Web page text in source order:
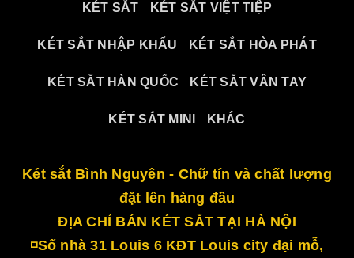
KÉT SẮT KÉT SẮT VIỆT TIỆP
KÉT SẮT NHẬP KHẨU KÉT SẮT HÒA PHÁT
KÉT SẮT HÀN QUỐC KÉT SẮT VÂN TAY
KÉT SẮT MINI KHÁC
Két sắt Bình Nguyên - Chữ tín và chất lượng
đặt lên hàng đầu
ĐỊA CHỈ BÁN KÉT SẮT TẠI HÀ NỘI
◽Số nhà 31 Louis 6 KĐT Louis city đại mỗ,